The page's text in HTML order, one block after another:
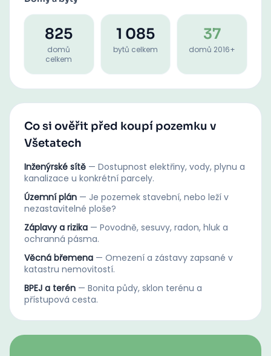
825
domů
celkem
1 085
bytů celkem
37
domů 2016+
Co si ověřit před koupí pozemku v
Všetatech
Inženýrské sítě — Dostupnost elektřiny, vody, plynu a
kanalizace u konkrétní parcely.
Územní plán — Je pozemek stavební, nebo leží v
nezastavitelné ploše?
Záplavy a rizika — Povodně, sesuvy, radon, hluk a
ochranná pásma.
Věcná břemena — Omezení a zástavy zapsané v
katastru nemovitostí.
BPEJ a terén — Bonita půdy, sklon terénu a
přístupová cesta.